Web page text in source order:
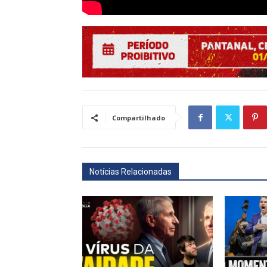
Compartilhado
Notícias Relacionadas